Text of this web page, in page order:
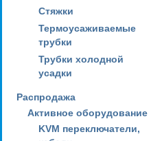
Стяжки
Термоусаживаемые
трубки
Трубки холодной
усадки
Распродажа
Активное оборудование
KVM переключатели,